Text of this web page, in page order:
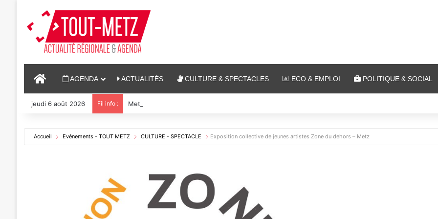
ACCUEILAGENDA ACTUALITÉS CULTURE & SPECTACLES ECO & EMPLOI POLITIQUE & SOCIAL
jeudi 6 août 2026 Fil info : Metz : J-1 avant le cinéma plein air au Plan d’Eau
Accueil Evénements - TOUT METZ CULTURE - SPECTACLE Exposition collective de jeunes artistes Zone du dehors – Metz